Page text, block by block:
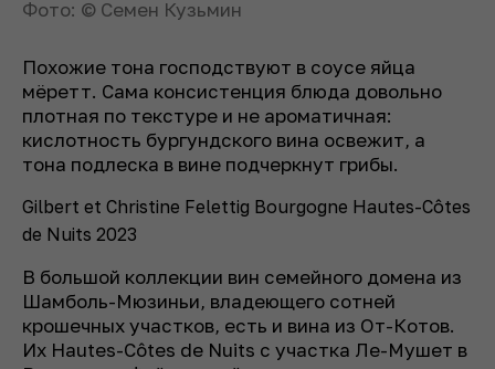
Фото: © Семен Кузьмин
Похожие тона господствуют в соусе яйца
мёретт. Сама консистенция блюда довольно
плотная по текстуре и не ароматичная:
кислотность бургундского вина освежит, а
тона подлеска в вине подчеркнут грибы.
Gilbert et Christine Felettig Bourgogne Hautes-Côtes
de Nuits 2023
В большой коллекции вин семейного домена из
Шамболь-Мюзиньи, владеющего сотней
крошечных участков, есть и вина из От-Котов.
Их Hautes-Côtes de Nuits с участка Ле-Мушет в